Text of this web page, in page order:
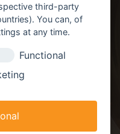
Aschau am
third-party
You can, of
at any time.
Functional